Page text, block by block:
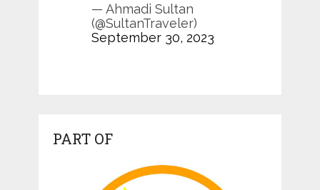
— Ahmadi Sultan
(@SultanTraveler)
September 30, 2023
PART OF